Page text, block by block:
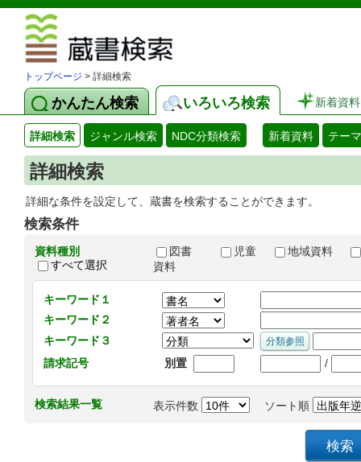
トップページ > 詳細検索
かんたん検索 いろいろ検索 新着資料
詳細検索 ジャンル検索 NDC分類検索 新着資料 テー
詳細検索
詳細な条件を設定して、蔵書を検索することができます。
検索条件
資料種別
すべて選択
図書 児童
地域資料
資料
キーワード１
キーワード２
キーワード３
請求記号
別置 /
検索結果一覧 表示件数 ソート順